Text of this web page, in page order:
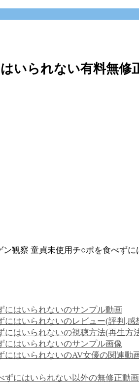
いられない有料無修
観察 童貞未使用チ○ポを食べず
にはいられないのサンプル動画
はいられないのレビュー(評判,感
にはいられないの視聴方法(再生方
にはいられないのサンプル画像
にはいられないのAV女優の関連動
ずにはいられない以外の無修正動画